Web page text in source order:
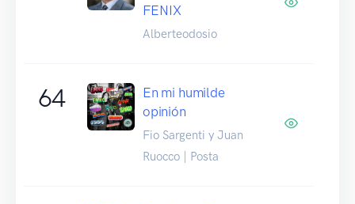
FENIX
Alberteodosio
64
En mi humilde
opinión
Fio Sargenti y Juan
Ruocco | Posta